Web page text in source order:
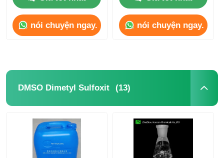
nói chuyện ngay. nói chuyện ngay.
DMSO Dimetyl Sulfoxit (13)